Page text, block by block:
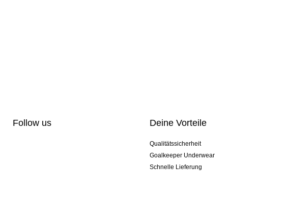
Follow us Deine Vorteile
Qualitätssicherheit
Goalkeeper Underwear
Schnelle Lieferung